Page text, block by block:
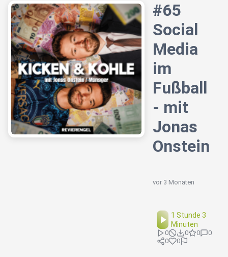
#65
Social
Media
im
Fußball
- mit
Jonas
Onstein
vor 3 Monaten
1 Stunde 3
Minuten
0 0 0
0
0
0